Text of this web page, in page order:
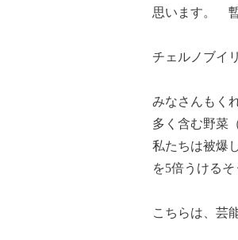
思います。 暫
チェルノブイ
みなさんもく
多く含む野菜
私たちは被爆
を5倍うける
こちらは、芸